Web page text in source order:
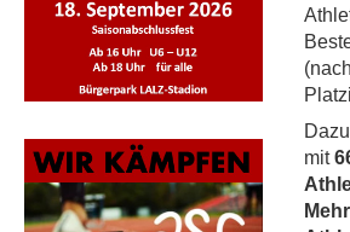
mit